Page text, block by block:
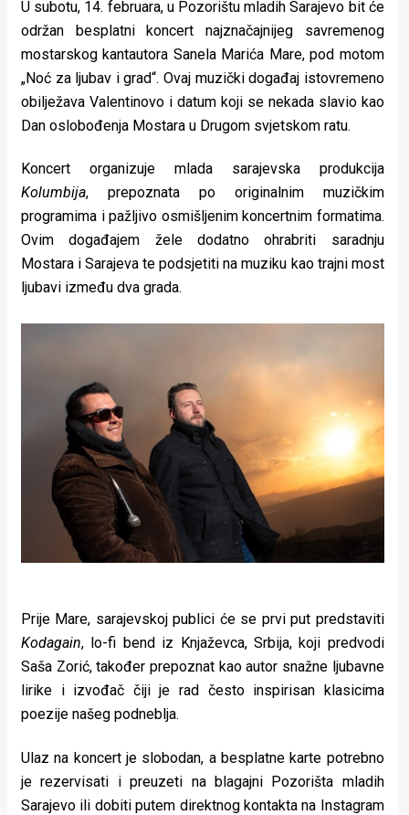
Život
u
pokretu
Ideje
koje
rade
Urban
Places
Aktivizam
Urban
Magazin
U subotu, 14. februara, u Pozorištu mladih Sarajevo bit će
održan besplatni koncertnajznačajnijeg savremenog
mostarskog kantautora Sanela Marića Mare, pod motom
„Noć za ljubav i grad“. Ovaj muzički događaj istovremeno
obilježava Valentinovo i datum koji se nekada slavio kao
Dan oslobođenja Mostara u Drugom svjetskom ratu.
Koncert organizuje mlada sarajevska produkcija
Kolumbija, prepoznata po originalnim muzičkim
programima i pažljivo osmišljenim koncertnim formatima.
Ovim događajem žele dodatno ohrabriti saradnju
Mostara i Sarajeva te podsjetiti na muziku kao trajni most
ljubavi između dva grada.
Prije Mare, sarajevskoj publici će se prvi put predstaviti
Kodagain, lo-fi bend iz Knjaževca, Srbija, koji predvodi
Saša Zorić, također prepoznat kao autor snažne ljubavne
lirike i izvođač čiji je rad često inspirisan klasicima
poezije našeg podneblja.
Ulaz na koncert je slobodan, a besplatne karte potrebno
je rezervisati i preuzeti na blagajni Pozorišta mladih
Sarajevo ili dobiti putem direktnog kontakta na Instagram